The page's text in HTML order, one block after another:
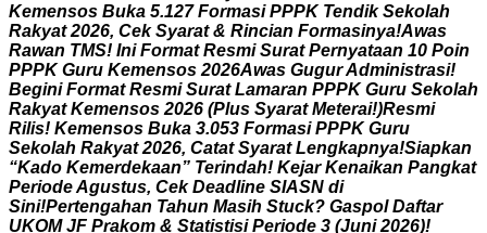
Kemensos Buka 5.127 Formasi PPPK Tendik Sekolah
Rakyat 2026, Cek Syarat & Rincian Formasinya!Awas
Rawan TMS! Ini Format Resmi Surat Pernyataan 10 Poin
PPPK Guru Kemensos 2026Awas GugurAdministrasi!
Begini Format Resmi Surat Lamaran PPPK Guru Sekolah
Rakyat Kemensos 2026 (Plus Syarat Meterai!)Resmi
Rilis! Kemensos Buka 3.053 Formasi PPPK Guru
Sekolah Rakyat 2026, Catat Syarat Lengkapnya!Siapkan
“Kado Kemerdekaan” Terindah! Kejar Kenaikan Pangkat
PeriodeAgustus, Cek Deadline SIASN di
Sini!Pertengahan Tahun Masih Stuck? Gaspol Daftar
UKOM JF Prakom & Statistisi Periode 3 (Juni 2026)!